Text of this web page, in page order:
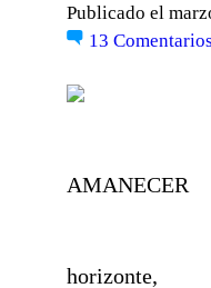
Publicado el
13 Comentarios
AMANECER
Miro
horizonte,